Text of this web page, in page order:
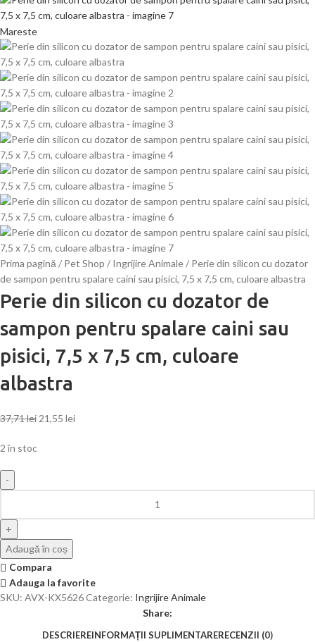
Mareste
Prima pagină Pet Shop Ingrijire Animale
Perie din silicon cu dozator
de sampon pentru spalare caini sau pisici, 7,5 x 7,5 cm, culoare albastra
Perie din silicon cu dozator de
sampon pentru spalare caini sau
pisici, 7,5 x 7,5 cm, culoare
albastra
37,71lei 21,55 lei
2 în stoc
Adaugă în coș
Compara
Adauga la favorite
SKU: AVX-KX5626Categorie: Ingrijire Animale
Share:
DESCRIEREINFORMAȚII SUPLIMENTARERECENZII (0)